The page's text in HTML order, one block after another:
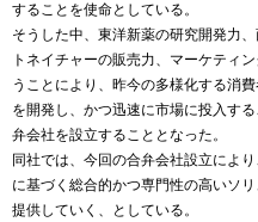
することを使命としている。
そうした中、東洋新薬の研究開発力
トネイチャーの販売力、マーケティ
うことにより、昨今の多様化する消
を開発し、かつ迅速に市場に投入す
弁会社を設立することとなった。
同社では、今回の合弁会社設立によ
に基づく総合的かつ専門性の高いソ
提供していく、としている。